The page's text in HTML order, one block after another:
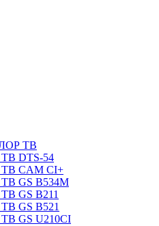
ТВ
DTS-54
CAM CI+
GS B534M
GS B211
GS B521
GS U210CI